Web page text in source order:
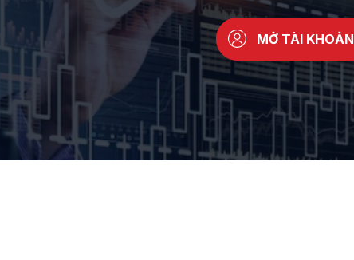
MỞ TÀI KHOẢN